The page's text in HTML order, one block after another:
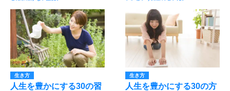
生き方
人生を豊かにする30の習
生き方
人生を豊かにする30の方